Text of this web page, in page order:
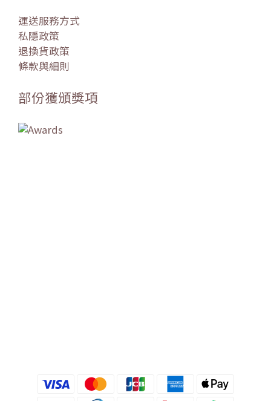
運送服務方式
私隱政策
退換貨政策
條款與細則
部份獲頒獎項